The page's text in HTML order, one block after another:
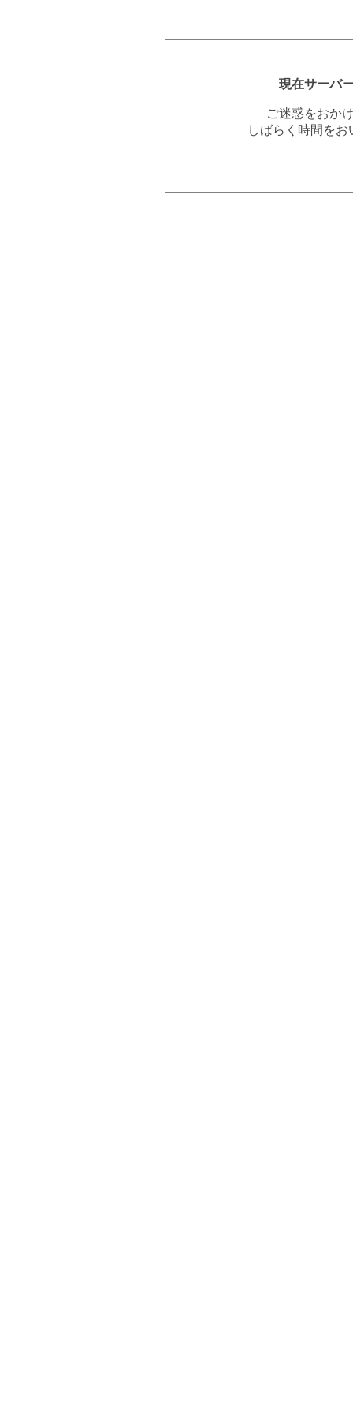
現在サーバ
ご迷惑をおか
しばらく時間を